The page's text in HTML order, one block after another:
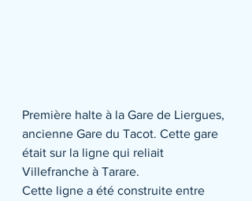
Première halte à la Gare de Liergues,
ancienne Gare du Tacot. Cette gare
était sur la ligne qui reliait
Villefranche à Tarare.
Cette ligne a été construite entre